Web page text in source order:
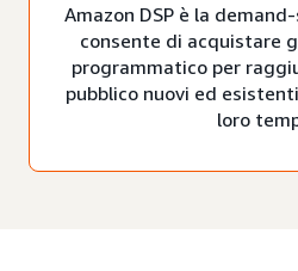
Amazon DSP è la
consente di acquistare
programmatico per
pubblico nuovi ed
loro